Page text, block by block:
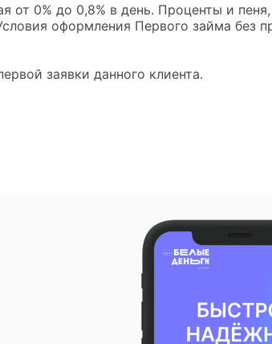
0% до 0,8% в день. Проценты и
оформления Первого займа без
заявки данного клиента.